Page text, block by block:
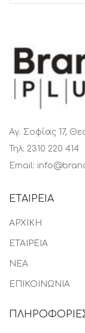
Αγ. Σοφίας 17,
Τηλ: 2310 220 414
Email:
ΕΤΑΙΡΕΙΑ
ΑΡΧΙΚΗ
ΕΤΑΙΡΕΙΑ
ΝΕΑ
ΕΠΙΚΟΙΝΩΝΙΑ